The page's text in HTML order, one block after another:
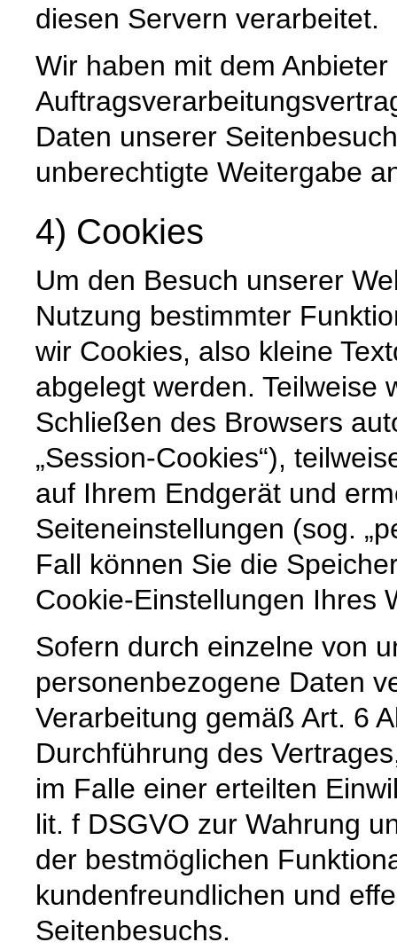
diesen Servern verarbeitet.
Wir haben mit dem Anbieter
Daten unserer
unberechtigte Weitergabe
4) Cookies
Um den Besuch unserer
Nutzung bestimmter
wir Cookies, also kleine
abgelegt werden. Teilweise
Schließen des Browsers
„Session-Cookies“),
auf Ihrem Endgerät und
Seiteneinstellungen (sog.
Fall können Sie die
Cookie-Einstellungen Ihres
Sofern durch einzelne von
personenbezogene Daten
Verarbeitung gemäß Art. 6
Durchführung des
im Falle einer erteilten
lit. f DSGVO zur Wahrung
der bestmöglichen
kundenfreundlichen und
Seitenbesuchs.